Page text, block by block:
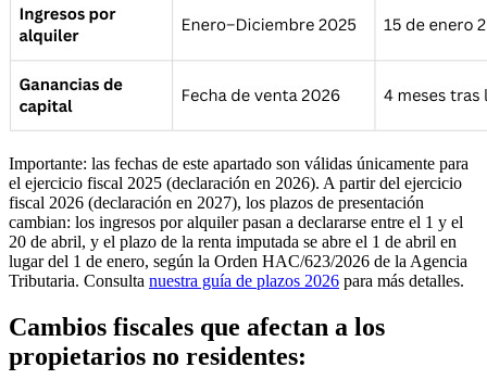
Importante: las fechas de este apartado son válidas únicamente para
el ejercicio fiscal 2025 (declaración en 2026). A partir del ejercicio
fiscal 2026 (declaración en 2027), los plazos de presentación
cambian: los ingresos por alquiler pasan a declararse entre el 1 y el
20 de abril, y el plazo de la renta imputada se abre el 1 de abril en
lugar del 1 de enero, según la Orden HAC/623/2026 de la Agencia
Tributaria. Consulta nuestra guía de plazos 2026 para más detalles.
Cambios fiscales que afectan a los
propietarios no residentes: